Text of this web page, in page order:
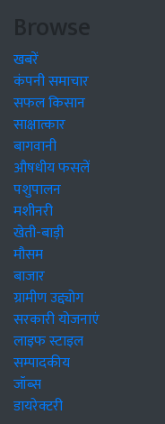
Browse
खबरें
कंपनी समाचार
सफल किसान
साक्षात्कार
बागवानी
औषधीय फसलें
पशुपालन
मशीनरी
खेती-बाड़ी
मौसम
बाजार
ग्रामीण उद्द्योग
सरकारी योजनाएं
लाइफ स्टाइल
सम्पादकीय
जॉब्स
डायरेक्टरी